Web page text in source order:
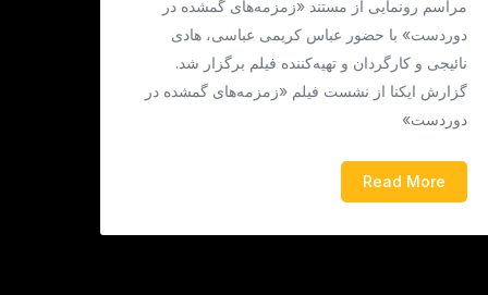
مراسم رونمایی از مستند «زمزمه‌های گمشده در
دوردست» با حضور عباس کریمی عباسی، هادی
نائیجی و کارگردان و تهیه‌کننده فیلم برگزار شد.
گزارش ایکنا از نشست فیلم «زمزمه‌های گمشده در
دوردست»
Read More